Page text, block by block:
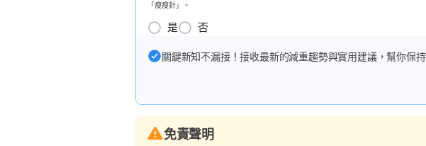
「瘦瘦針」。
是 否
關鍵新知不漏接！接收最新的減重趨勢與實用建議，幫你保持
免責聲明